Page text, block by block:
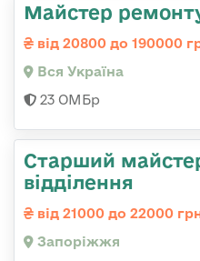
Майстер
від 20800 до 190000
Вся Україна
23 ОМБр
Старший
відділення
від 21000 до 22000
Запоріжжя